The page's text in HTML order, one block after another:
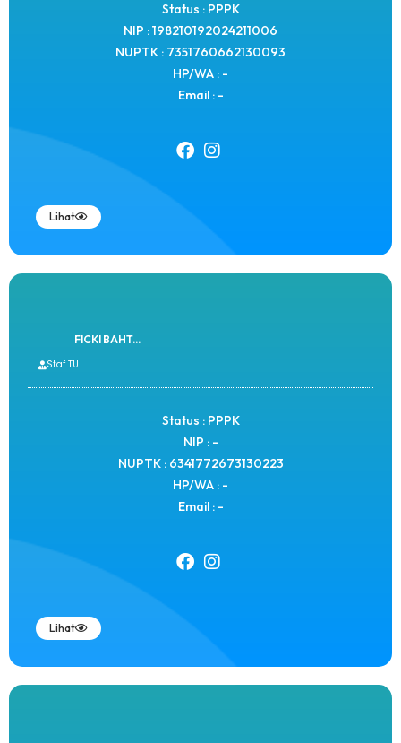
Status : PPPK
NIP : 198210192024211006
NUPTK : 7351760662130093
HP/WA : -
Email : -
Lihat
FICKI BAHT...
Staf TU
Status : PPPK
NIP : -
NUPTK : 6341772673130223
HP/WA : -
Email : -
Lihat